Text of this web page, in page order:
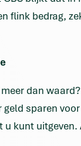
flink bedrag,
dan
sparen
u kunt uitgeven.